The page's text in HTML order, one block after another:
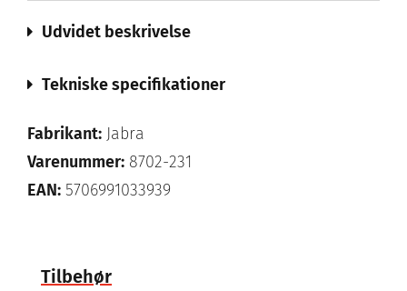
Udvidet beskrivelse
Tekniske specifikationer
Fabrikant: Jabra
Varenummer: 8702-231
EAN: 5706991033939
Tilbehør